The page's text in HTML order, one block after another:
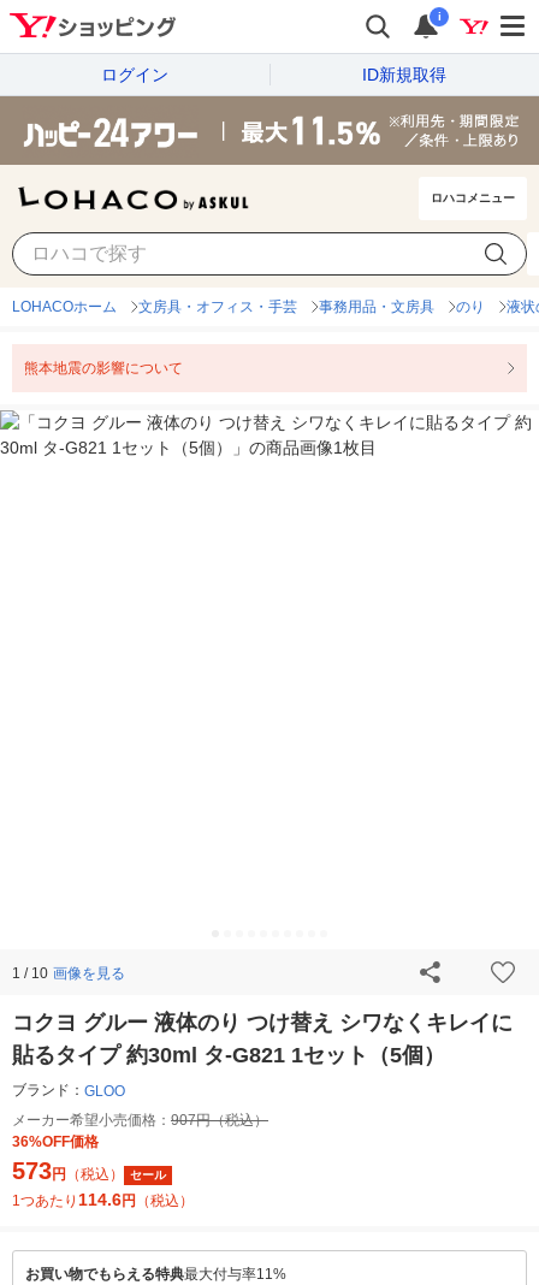
i
ログイン ID新規取得
ロハコメニュー
LOHACOホーム 文房具・オフィス・手芸 事務用品・文房具 のり 液状
熊本地震の影響について
1 / 10 画像を見る
コクヨ グルー 液体のり つけ替え シワなくキレイに
貼るタイプ 約30ml タ-G821 1セット（5個）
ブランド： GLOO
メーカー希望小売価格： 907円（税込）
36%OFF価格
573円 （税込） セール
1つあたり 114.6円 （税込）
お買い物でもらえる特典最大付与率11%